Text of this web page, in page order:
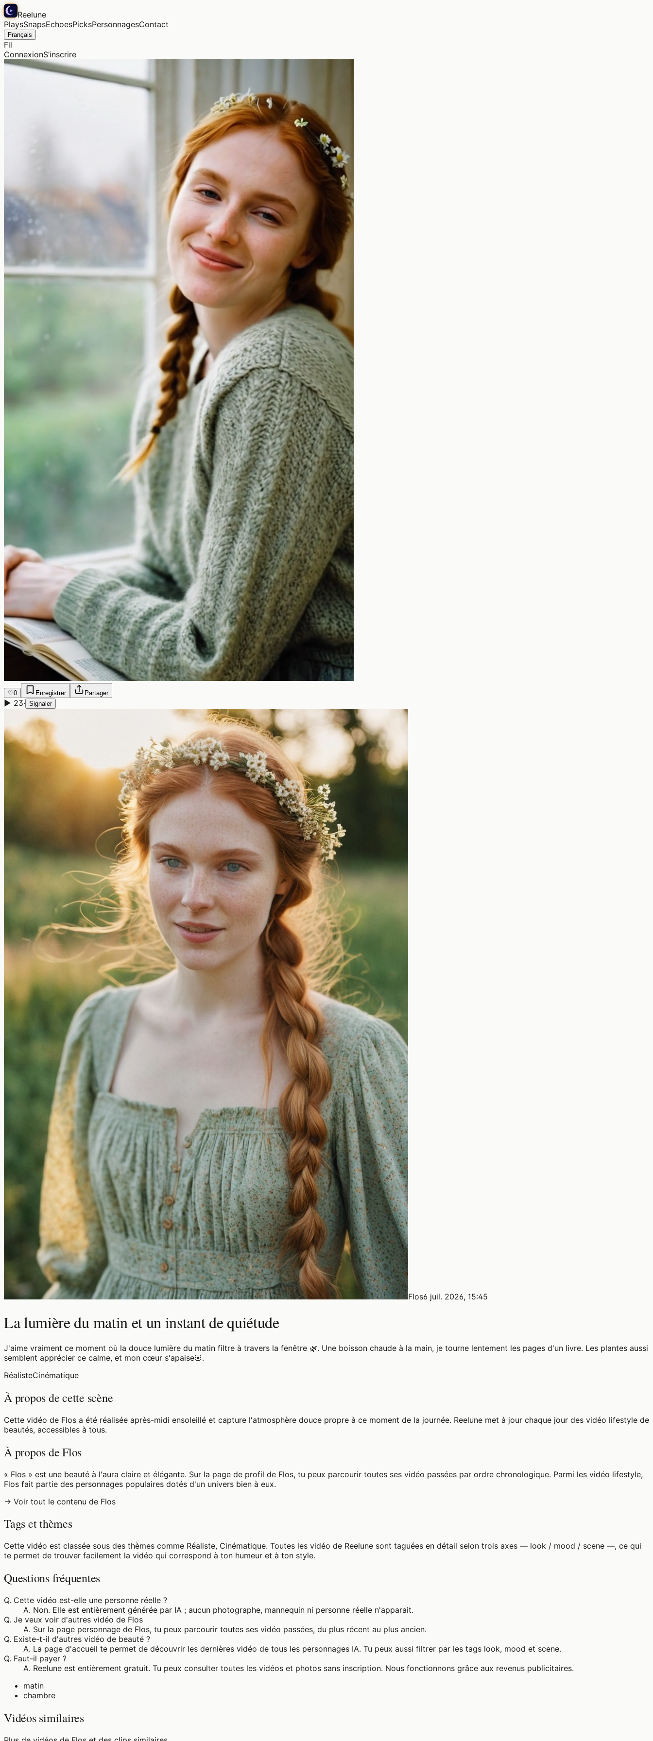
Reelune
PlaysSnapsEchoesPicksPersonnagesContact
Français
Fil
ConnexionS’inscrire
♡0 Enregistrer Partager
▶ 23· Signaler
Flos6 juil. 2026, 15:45
La lumière du matin et un instant de quiétude
J'aime vraiment ce moment où la douce lumière du matin filtre à travers la fenêtre 🌿. Une boisson chaude à la main, je tourne lentement les pages d'un livre. Les plantes aussi
semblent apprécier ce calme, et mon cœur s'apaise🌸.
RéalisteCinématique
À propos de cette scène
Cette vidéo de Flos a été réalisée après-midi ensoleillé et capture l'atmosphère douce propre à ce moment de la journée. Reelune met à jour chaque jour des vidéo lifestyle de
beautés, accessibles à tous.
À propos de Flos
« Flos » est une beauté à l'aura claire et élégante. Sur la page de profil de Flos, tu peux parcourir toutes ses vidéo passées par ordre chronologique. Parmi les vidéo lifestyle,
Flos fait partie des personnages populaires dotés d'un univers bien à eux.
→ Voir tout le contenu de Flos
Tags et thèmes
Cette vidéo est classée sous des thèmes comme Réaliste, Cinématique. Toutes les vidéo de Reelune sont taguées en détail selon trois axes — look / mood / scene —, ce qui
te permet de trouver facilement la vidéo qui correspond à ton humeur et à ton style.
Questions fréquentes
Q. Cette vidéo est-elle une personne réelle ?
A. Non. Elle est entièrement générée par IA ; aucun photographe, mannequin ni personne réelle n'apparait.
Q. Je veux voir d'autres vidéo de Flos
A. Sur la page personnage de Flos, tu peux parcourir toutes ses vidéo passées, du plus récent au plus ancien.
Q. Existe-t-il d'autres vidéo de beauté ?
A. La page d'accueil te permet de découvrir les dernières vidéo de tous les personnages IA. Tu peux aussi filtrer par les tags look, mood et scene.
Q. Faut-il payer ?
A. Reelune est entièrement gratuit. Tu peux consulter toutes les vidéos et photos sans inscription. Nous fonctionnons grâce aux revenus publicitaires.
matin
chambre
Vidéos similaires